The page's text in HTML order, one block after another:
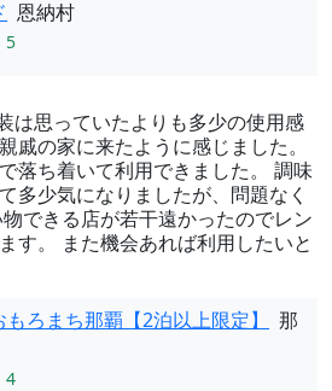
恩納村
は思っていたよりも多少の使用感
戚の家に来たように感じました。
落ち着いて利用できました。 調味
多少気になりましたが、問題なく
できる店が若干遠かったのでレン
す。 また機会あれば利用したいと
ろまち那覇【2泊以上限定】
那